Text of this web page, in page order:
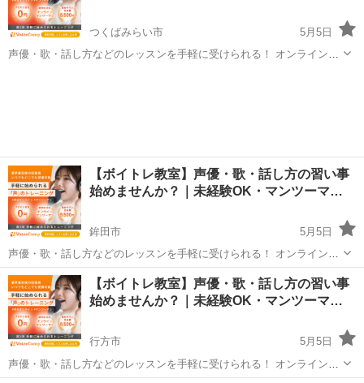
つくばみらい市
5月5日
声優・歌・話し方などのレッスンを手軽に受けられる！ オンラインボ
【ボイトレ教室】声優・歌・話し方の習い事
始めませんか？｜未経験OK・マンツーマ…
鉾田市
5月5日
声優・歌・話し方などのレッスンを手軽に受けられる！ オンラインボ
イトレ教室「Voice Camp（ボイスキャンプ）」 「声優のレッスンを一
度受けてみたい」 「話し方に自信がなくて改善したい」 「歌が上手く
なって気...
茨城 鉾田市 その他 声優
【ボイトレ教室】声優・歌・話し方の習い事
始めませんか？｜未経験OK・マンツーマ…
行方市
5月5日
声優・歌・話し方などのレッスンを手軽に受けられる！ オンラインボ
イトレ教室「Voice Camp（ボイスキャンプ）」 「声優のレッスンを一